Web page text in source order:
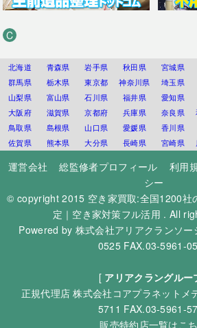
C
北海道 青森県 岩手県 秋田県 宮城県
群馬県
栃木県 東京都 神奈川県 埼玉県
山梨県
富山県 石川県 福井県 愛知県
大阪府
滋賀県 京都府 兵庫県 奈良県
鳥取県
島根県 山口県 愛媛県 香川県
佐賀県
熊本県 大分県 長崎県 宮崎県
運営会社 総監修者プロフィール 利用
シー
© copyright 2015 空き家買取:全国1200社
定｜空き家対策フル活用 . All
Powered by 株式会社アリアクランソー
0525 FAX.03-5961-
[ アリアクラングルー
正規代理店株式会社コアプラネットメ
5711 FAX.03-5961-
販売特約店一覧はこ